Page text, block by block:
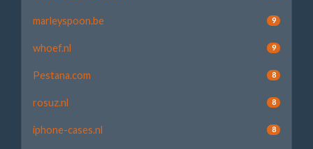
marleyspoon.be 9
whoef.nl 9
Pestana.com 8
rosuz.nl 8
iphone-cases.nl 8